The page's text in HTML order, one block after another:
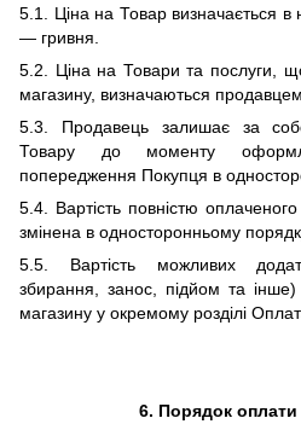
5.1. Ціна на Товар визначається в
— гривня.
5.2. Ціна на Товари та послуги,
магазину, визначаються
5.3. Продавець залишає за
Товару до моменту
попередження Покупця в
5.4. Вартість повністю
змінена в односторонньому
5.5. Вартість можливих
збирання, занос, підйом та інше)
магазину у окремому розділі
6. Порядок